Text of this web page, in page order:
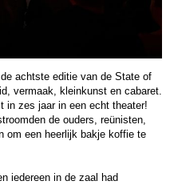
achtste editie van de State of
vermaak, kleinkunst en cabaret.
in zes jaar in een echt theater!
de ouders, reünisten,
om een heerlijk bakje koffie te
iedereen in de zaal had